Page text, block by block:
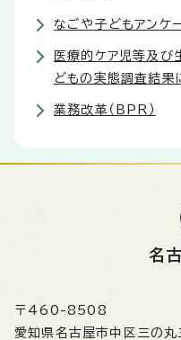
なごや子どもアンケ
医療的ケア児等及び
どもの実態調査結果
業務改革（BPR）
名
〒460-8508
愛知県名古屋市中区三の